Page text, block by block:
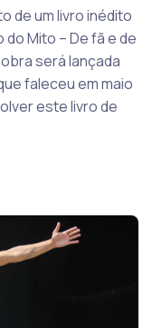
de um livro inédito
do Mito – De fã e de
será lançada
faleceu em maio
este livro de